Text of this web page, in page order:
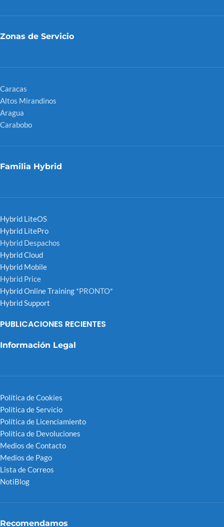
Zonas de Servicio
Caracas
Altos Mirandinos
Aragua
Carabobo
Familia Hybrid
Hybrid LiteOS
Hybrid LitePro
Hybrid Despachos
Hybrid Cloud
Hybrid Mobile
Hybrid Price
Hybrid Online Training *PRONTO*
Hybrid Support
PUBLICACIONES RECIENTES
Información Legal
Política de Cookies
Política de Servicio
Política de Licenciamiento
Política de Devoluciones
Medios de Contacto
Medios de Pago
Lista de Correos
NotiBlog
Recomendamos